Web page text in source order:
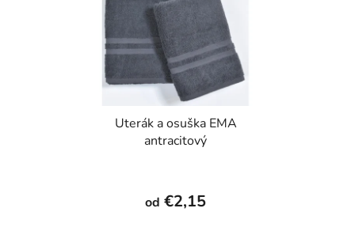
Uterák a osuška EMA
antracitový
od €2,15